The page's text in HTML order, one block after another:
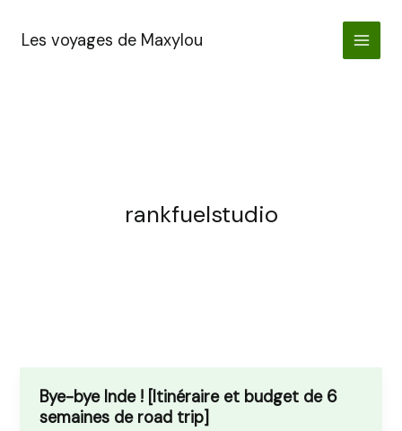
Les voyages de Maxylou
rankfuelstudio
Bye-bye Inde ! [Itinéraire et budget de 6
semaines de road trip]
Bye-
bye